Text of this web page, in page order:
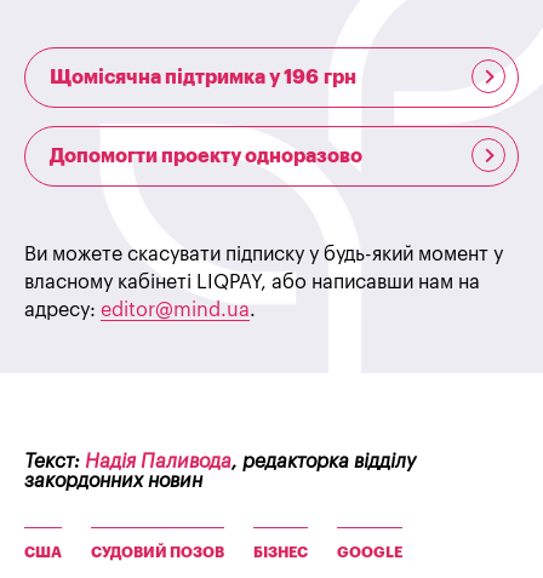
Щомісячна підтримка у 196 грн
Допомогти проекту одноразово
Ви можете скасувати підписку у будь-який момент у
власному кабінеті LIQPAY, або написавши нам на
адресу: editor@mind.ua.
Текст: Надія Паливода, редакторка відділу
закордонних новин
США СУДОВИЙ ПОЗОВ БІЗНЕС GOOGLE